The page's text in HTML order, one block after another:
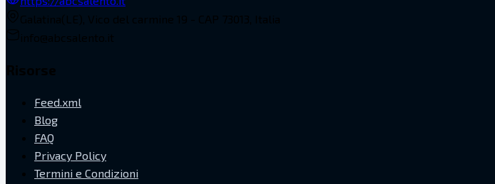
Feed.xml
Blog
FAQ
Privacy Policy
Termini e Condizioni